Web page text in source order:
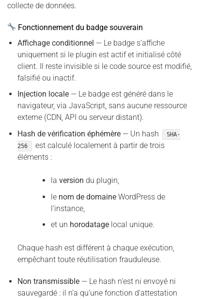
collecte de données.
Fonctionnement du badge souverain
Affichage conditionnel — Le badge s’affiche
uniquement si le plugin est actif et initialisé côté
client. Il reste invisible si le code source est modifié,
falsifié ou inactif.
Injection locale— Le badge est généré dans le
navigateur, via JavaScript, sans aucune ressource
externe (CDN, API ou serveur distant).
Hash de vérification éphémère— Un hash
SHA-
256
est calculé localement à partir de trois
éléments :
la version du plugin,
le nom de domaineWordPress de
l’instance,
et un horodatagelocal unique.
Chaque hash est différent à chaque exécution,
empêchant toute réutilisation frauduleuse.
Non transmissible— Le hash n’est ni envoyé ni
sauvegardé : il n’a qu’une fonction d’attestation